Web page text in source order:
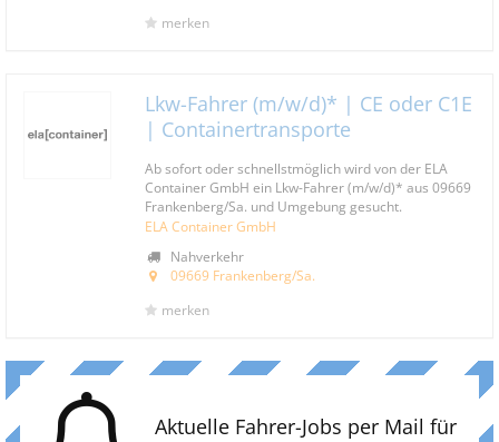
merken
Lkw-Fahrer (m/w/d)* | CE oder C1E
| Containertransporte
Ab sofort oder schnellstmöglich wird von der ELA
Container GmbH ein Lkw-Fahrer (m/w/d)* aus 09669
Frankenberg/Sa. und Umgebung gesucht.
ELA Container GmbH
Nahverkehr
09669 Frankenberg/Sa.
merken
Aktuelle Fahrer-Jobs per Mail für